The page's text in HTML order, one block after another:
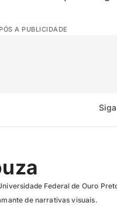
A PUBLICIDADE
Federal de Ouro
de narrativas visuais.